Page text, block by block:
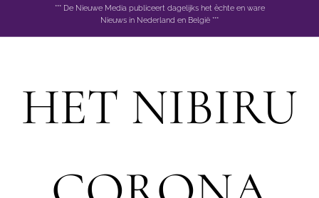
*** De Nieuwe Media publiceert dagelijks het èchte en ware
Nieuws in Nederland en België ***
HET NIBIRU